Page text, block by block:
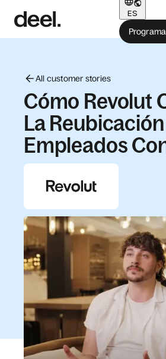
ES
All customer stories
Cómo Revolut
La
Empleados